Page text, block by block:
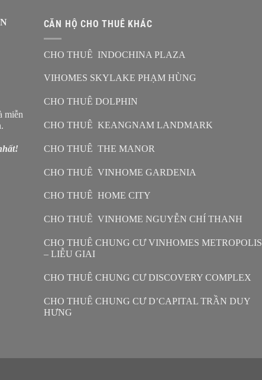
miễn
CĂN HỘ CHO THUÊ KHÁC
CHO THUÊ INDOCHINA PLAZA
VIHOMES SKYLAKE PHẠM HÙNG
CHO THUÊ DOLPHIN
CHO THUÊ KEANGNAM LANDMARK
CHO THUÊ THE MANOR
CHO THUÊ VINHOME GARDENIA
CHO THUÊ HOME CITY
CHO THUÊ VINHOME NGUYỄN CHÍ THANH
CHO THUÊ CHUNG CƯ VINHOMES METROPOLIS
– LIỄU GIAI
CHO THUÊ CHUNG CƯ DISCOVERY COMPLEX
CHO THUÊ CHUNG CƯ D’CAPITAL TRẦN DUY
HƯNG